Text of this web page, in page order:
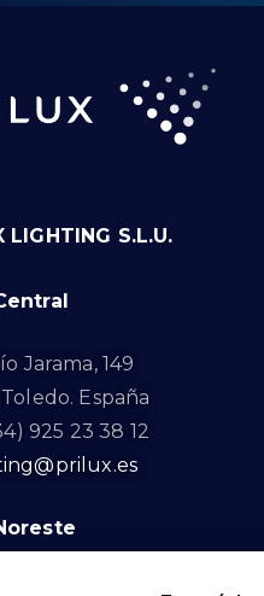
LIGHTING S.L.U.
Jarama, 149
España
925 23 38 12
Torrent Fondo, s/n